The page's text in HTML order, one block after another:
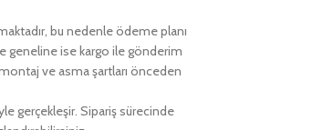
bu nedenle ödeme planı
geneline ise kargo ile gönderim
ve asma şartları önceden
gerçekleşir. Sipariş sürecinde